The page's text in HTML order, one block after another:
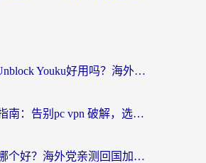
ChickCN和Unblock Youku好用吗？海外党亲测3款回国加速器，附iOS免费选择指南
海外党避坑指南：告别pc vpn 破解，选对回国加速器轻松访问国内资源
穿梭和海龟哪个好？海外党亲测回国加速器，附电脑免费VPN推荐